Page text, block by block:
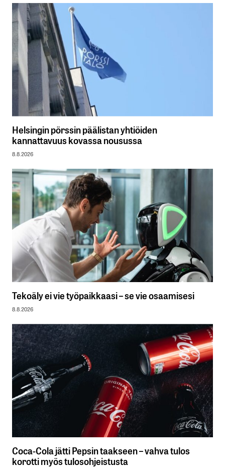
Helsingin pörssin päälistan yhtiöiden
kannattavuus kovassa nousussa
8.8.2026
Tekoäly ei vie työpaikkaasi – se vie osaamisesi
8.8.2026
Coca-Cola jätti Pepsin taakseen – vahva tulos
korotti myös tulosohjeistusta